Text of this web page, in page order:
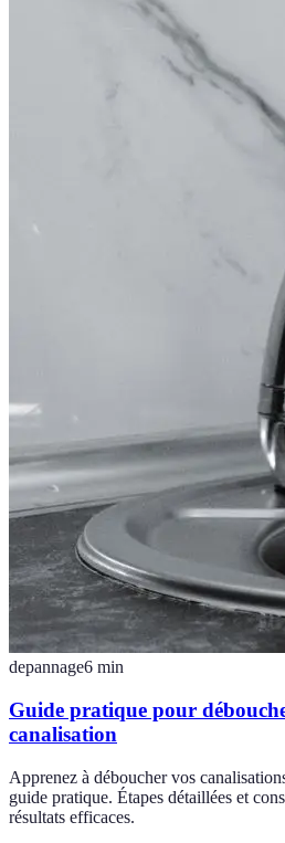
depannage6 min
Guide pratique pour
canalisation
Apprenez à déboucher vos
guide pratique. Étapes détaillées et
résultats efficaces.